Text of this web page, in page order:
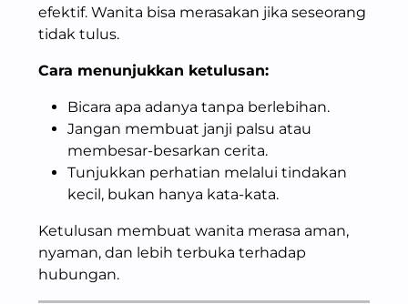
efektif. Wanita bisa merasakan jika seseorang
tidak tulus.
Cara menunjukkan ketulusan:
Bicara apa adanya tanpa berlebihan.
Jangan membuat janji palsu atau
membesar-besarkan cerita.
Tunjukkan perhatian melalui tindakan
kecil, bukan hanya kata-kata.
Ketulusan membuat wanita merasa aman,
nyaman, dan lebih terbuka terhadap
hubungan.